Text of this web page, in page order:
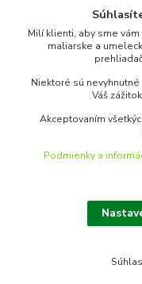
www.merkantil.sk
Pondelok-Piatok: 9.00-
Milí klienti, aby sme
maliarske a
Niektoré sú
Váš
Akceptovaním
Podmienky a